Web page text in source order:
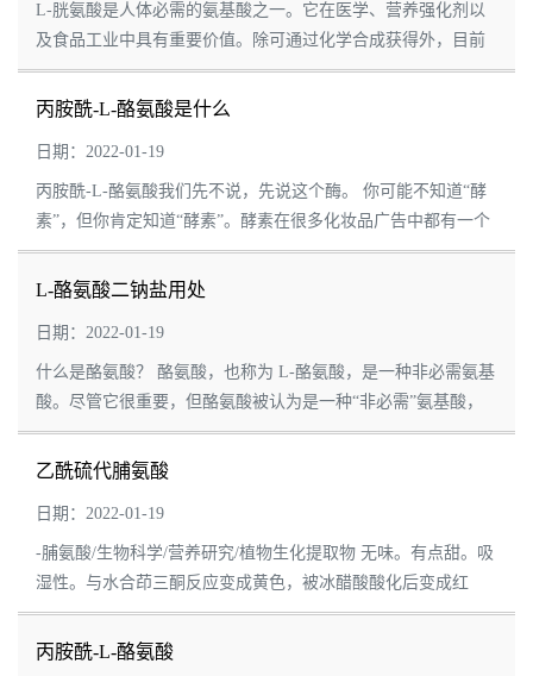
L-胱氨酸是人体必需的氨基酸之一。它在医学、营养强化剂以
及食品工业中具有重要价值。除可通过化学合成获得外，目前
主要从头发中提取。对人体没有不良影响。 L-胱氨酸是半胱氨
酸的衍生物。 半胱氨酸 -磷...
丙胺酰-L-酪氨酸是什么
日期：2022-01-19
丙胺酰-L-酪氨酸我们先不说，先说这个酶。 你可能不知道“酵
素”，但你肯定知道“酵素”。酵素在很多化妆品广告中都有一个
神秘的名字，叫做“酵素”。 酵素是一种有生理活性的蛋白质，
想想家里做的小曲子，...
L-酪氨酸二钠盐用处
日期：2022-01-19
什么是酪氨酸？ 酪氨酸，也称为 L-酪氨酸，是一种非必需氨基
酸。尽管它很重要，但酪氨酸被认为是一种“非必需”氨基酸，
因为身体本身可以将苯丙氨酸转化为酪氨酸。然而，有一种罕
见的疾病叫做 PKU（苯丙酮尿症...
乙酰硫代脯氨酸
日期：2022-01-19
-脯氨酸/生物科学/营养研究/植物生化提取物 无味。有点甜。吸
湿性。与水合茚三酮反应变成黄色，被冰醋酸酸化后变成红
色。溶于水和乙醇，不溶于乙醚、丁醇和异丙醇乙酰硫代脯氨
酸，溶于无机酸。. 水中溶解度：1...
丙胺酰-L-酪氨酸